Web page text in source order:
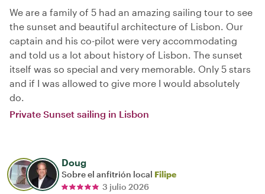
We are a family of 5 had an amazing sailing tour to see
the sunset and beautiful architecture of Lisbon. Our
captain and his co-pilot were very accommodating
and told us a lot about history of Lisbon. The sunset
itself was so special and very memorable. Only 5 stars
and if I was allowed to give more I would absolutely
do.
Private Sunset sailing in Lisbon
Doug
Sobre el anfitrión local Filipe
3 julio 2026